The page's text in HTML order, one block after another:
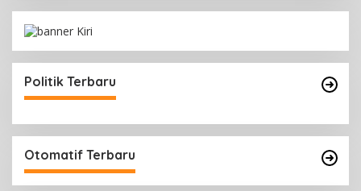
Politik Terbaru
Otomatif Terbaru